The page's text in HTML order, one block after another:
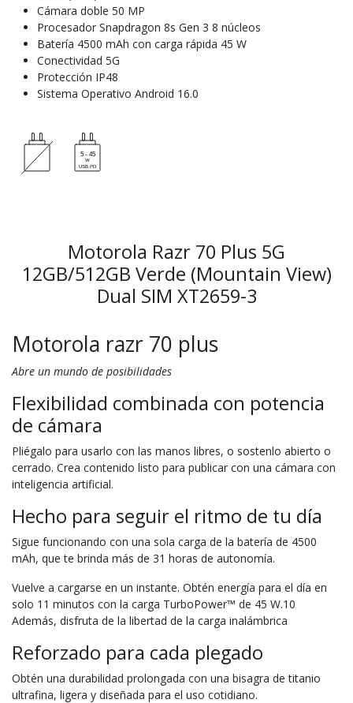
Cámara doble 50 MP
Procesador Snapdragon 8s Gen 3 8 núcleos
Batería 4500 mAh con carga rápida 45 W
Conectividad 5G
Protección IP48
Sistema Operativo Android 16.0
Motorola Razr 70 Plus 5G
12GB/512GB Verde (Mountain View)
Dual SIM XT2659-3
Motorola razr 70 plus
Abre un mundo de posibilidades
Flexibilidad combinada con potencia
de cámara
Pliégalo para usarlo con las manos libres, o sostenlo abierto o
cerrado. Crea contenido listo para publicar con una cámara con
inteligencia artificial.
Hecho para seguir el ritmo de tu día
Sigue funcionando con una sola carga de la batería de 4500
mAh, que te brinda más de 31 horas de autonomía.
Vuelve a cargarse en un instante. Obtén energía para el día en
solo 11 minutos con la carga TurboPower™ de 45 W.10
Además, disfruta de la libertad de la carga inalámbrica
Reforzado para cada plegado
Obtén una durabilidad prolongada con una bisagra de titanio
ultrafina, ligera y diseñada para el uso cotidiano.